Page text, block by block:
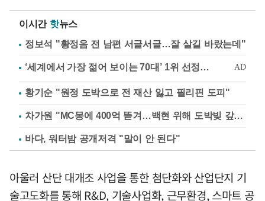
이시간 핫뉴스
정보석 "황정음 전 남편 서글서글…잘 살길 바랐는데"
황기순 "원정 도박으로 전 재산 잃고 필리핀 도피"
차가원 "MC몽에 400억 뜯겨…백현 위해 도박빚 갚아줘"
바다, 워터밤 공개저격 "말이 안 된다"
아울러 산단 대개조 사업을 통한 첨단화와 산업단지 기
술고도화를 통해 R&D, 기술사업화, 근무환경, 스마트 공